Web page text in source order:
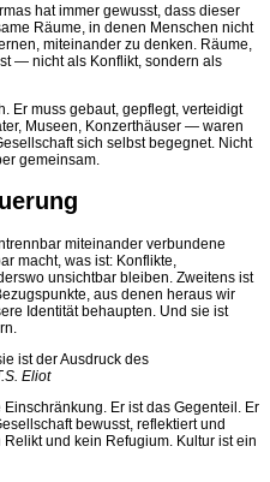
hat immer gewusst, dass dieser
Räume, in denen Menschen nicht
miteinander zu denken. Räume,
— nicht als Konflikt, sondern als
Er muss gebaut, gepflegt, verteidigt
Museen, Konzerthäuser — waren
sich selbst begegnet. Nicht
gemeinsam.
miteinander verbundene
macht, was ist: Konflikte,
unsichtbar bleiben. Zweitens ist
aus denen heraus wir
Identität behaupten. Und sie ist
ist der Ausdruck des
Eliot
Er ist das Gegenteil. Er
bewusst, reflektiert und
und kein Refugium. Kultur ist ein